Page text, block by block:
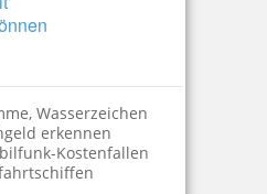
Wasserzeichen
erkennen
Kostenfallen